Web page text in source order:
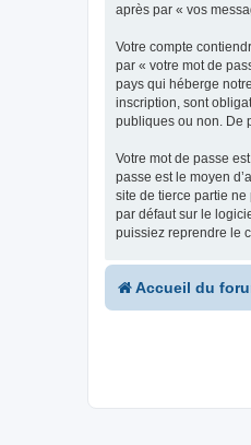
après par « vos
Votre compte
par « votre mot de
pays qui héberge
inscription, sont
publiques ou non. De
Votre mot de passe
passe est le moyen
site de tierce partie
par défaut sur le
puissiez reprendre le
Accueil du